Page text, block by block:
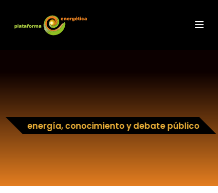
energía, conocimiento y debate público